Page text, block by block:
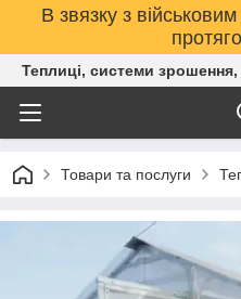
В звязку з
Теплиці, системи
Товари та послуги